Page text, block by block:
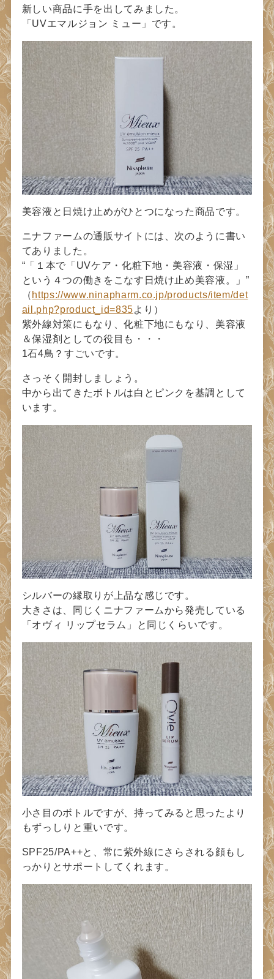
新しい商品に手を出してみました。
「UVエマルジョン ミュー」です。
美容液と日焼け止めがひとつになった商品です。
ニナファームの通販サイトには、次のように書い
てありました。
“
１本で「UVケア・化粧下地・美容液・保湿」
という４つの働きをこなす日焼け止め美容液。
”
（ https://www.ninapharm.co.jp/products/item/det
ail.php?product_id=835より）
紫外線対策にもなり、化粧下地にもなり、美容液
＆保湿剤としての役目も・・・
1石4鳥？すごいです。
さっそく開封しましょう。
中から出てきたボトルは白とピンクを基調として
います。
シルバーの縁取りが上品な感じです。
大きさは、同じくニナファームから発売している
「オヴィ リップセラム」と同じくらいです。
小さ目のボトルですが、持ってみると思ったより
もずっしりと重いです。
SPF25/PA++と、常に紫外線にさらされる顔もし
っかりとサポートしてくれます。